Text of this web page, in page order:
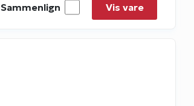
Sammenlign Vis vare